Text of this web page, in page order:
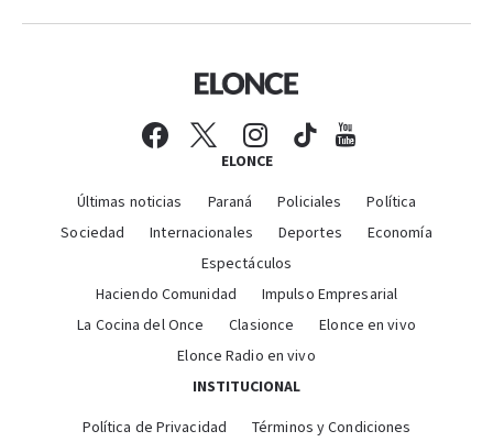
ELONCE
Últimas noticias Paraná Policiales
Política
Sociedad
Internacionales Deportes
Economía
Espectáculos
Haciendo Comunidad
Impulso Empresarial
La Cocina del Once
Clasionce
Elonce en vivo
Elonce Radio en vivo
INSTITUCIONAL
Política de Privacidad Términos y Condiciones